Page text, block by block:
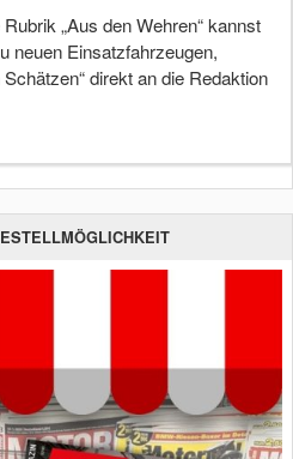
„Aus den Wehren“ kannst
neuen Einsatzfahrzeugen,
direkt an die Redaktion